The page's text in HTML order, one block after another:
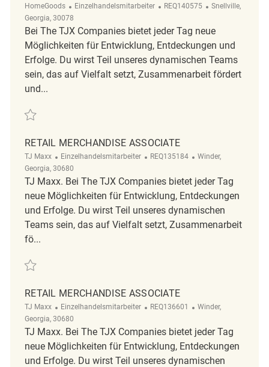
HomeGoods Kategorie
Einzelhandelsmitarbeiter ReqId
REQ140575 Ort
Snellville,
Georgia, 30078
Bei The TJX Companies bietet jeder Tag neue
Möglichkeiten für Entwicklung, Entdeckungen und
Erfolge. Du wirst Teil unseres dynamischen Teams
sein, das auf Vielfalt setzt, Zusammenarbeit fördert
und...
Retten Retail Merchandise Associate REQ140575
RETAIL MERCHANDISE ASSOCIATE
TJ Maxx Kategorie
Einzelhandelsmitarbeiter ReqId
REQ135184 Ort
Winder,
Georgia, 30680
TJ Maxx. Bei The TJX Companies bietet jeder Tag
neue Möglichkeiten für Entwicklung, Entdeckungen
und Erfolge. Du wirst Teil unseres dynamischen
Teams sein, das auf Vielfalt setzt, Zusammenarbeit
fö...
Retten RETAIL MERCHANDISE ASSOCIATE REQ135184
RETAIL MERCHANDISE ASSOCIATE
TJ Maxx Kategorie
Einzelhandelsmitarbeiter ReqId
REQ136601 Ort
Winder,
Georgia, 30680
TJ Maxx. Bei The TJX Companies bietet jeder Tag
neue Möglichkeiten für Entwicklung, Entdeckungen
und Erfolge. Du wirst Teil unseres dynamischen